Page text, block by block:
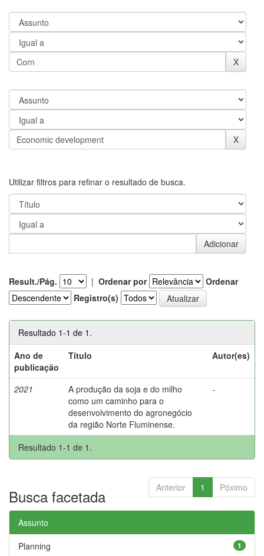
Utilizar filtros para refinar o resultado de busca.
Result./Pág. | Ordenar por
Ordenar
Registro(s)
Resultado 1-1 de 1.
Ano de
publicação
Título Autor(es)
2021
A produção da soja e do milho
como um caminho para o
desenvolvimento do agronegócio
da região Norte Fluminense.
-
Resultado 1-1 de 1.
Anterior 1 Póximo
Busca facetada
Assunto
1
Planning